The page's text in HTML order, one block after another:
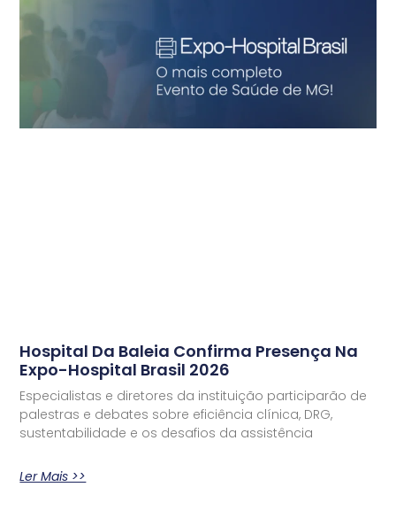
Hospital Da Baleia Confirma Presença Na
Expo-Hospital Brasil 2026
Especialistas e diretores da instituição participarão de
palestras e debates sobre eficiência clínica, DRG,
sustentabilidade e os desafios da assistência
Ler Mais >>